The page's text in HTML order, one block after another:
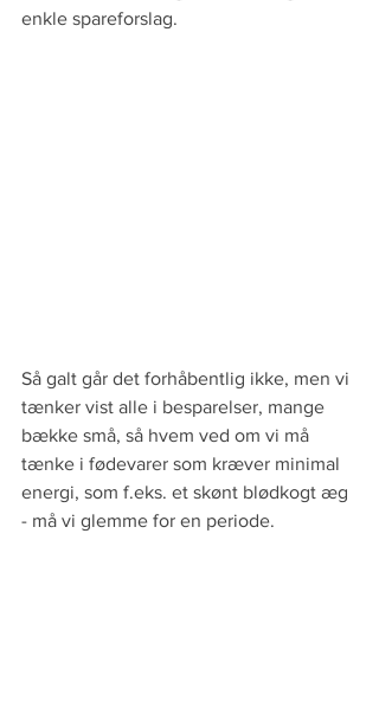
enkle spareforslag.
Så galt går det forhåbentlig ikke, men vi
tænker vist alle i besparelser, mange
bække små, så hvem ved om vi må
tænke i fødevarer som kræver minimal
energi, som f.eks. et skønt blødkogt æg
- må vi glemme for en periode.